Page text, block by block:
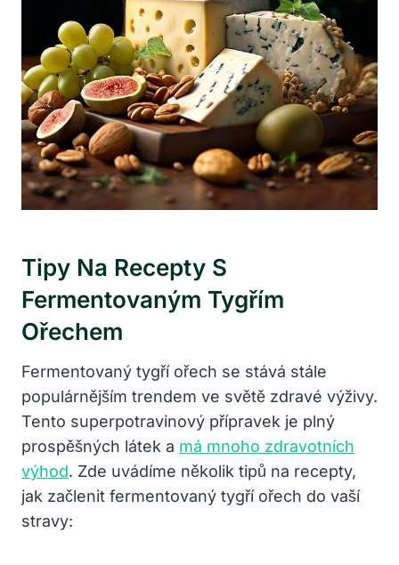
Tipy Na Recepty S
Fermentovaným Tygřím
Ořechem
Fermentovaný tygří ořech se stává stále
populárnějším trendem ve světě zdravé výživy.
Tento superpotravinový přípravek je plný
prospěšných látek a má mnoho zdravotních
výhod. Zde uvádíme několik tipů na recepty,
jak začlenit fermentovaný tygří ořech do vaší
stravy: